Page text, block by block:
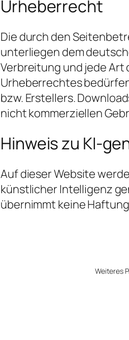
Urheberrecht
Die durch den
unterliegen dem
Verbreitung und jede Art
Urheberrechtes
bzw. Erstellers.
nicht kommerziellen
Hinweis zu KI-
Auf dieser Website
künstlicher Intelligenz
übernimmt keine
Weiteres